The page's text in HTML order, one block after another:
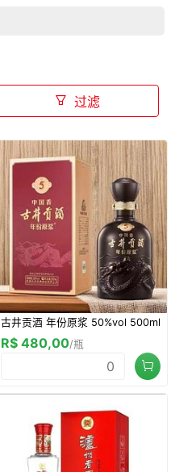
过滤
古井贡酒 年份原浆 50%vol 500ml
R$ 480,00/瓶